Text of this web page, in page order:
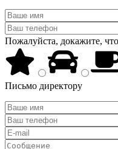
Пожалуйста, докажите,
Письмо директору